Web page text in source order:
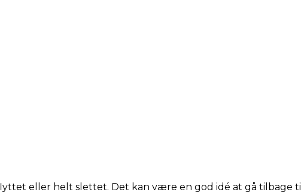
eller helt slettet. Det kan være en god idé at gå tilbage til